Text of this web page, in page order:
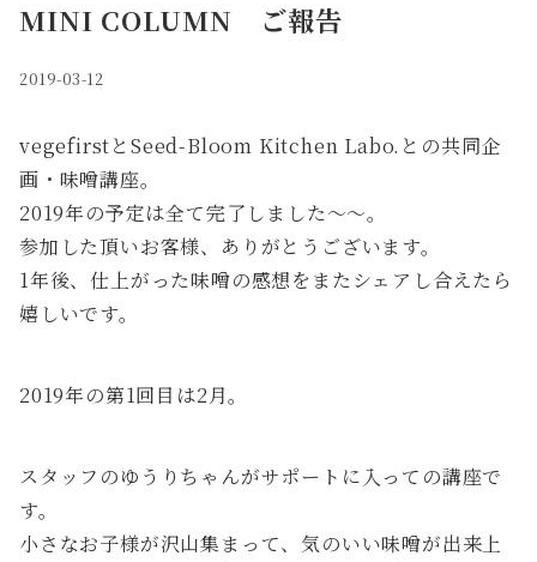
MINI COLUMN ご報告
2019-03-12
vegefirstとSeed-Bloom Kitchen Labo.との共同企
画・味噌講座。
2019年の予定は全て完了しました〜〜。
参加した頂いお客様、ありがとうございます。
1年後、仕上がった味噌の感想をまたシェアし合えたら
嬉しいです。
2019年の第1回目は2月。
スタッフのゆうりちゃんがサポートに入っての講座で
す。
小さなお子様が沢山集まって、気のいい味噌が出来上